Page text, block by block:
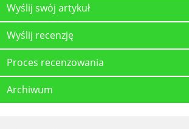
Wyślij swój artykuł
Wyślij recenzję
Proces recenzowania
Archiwum